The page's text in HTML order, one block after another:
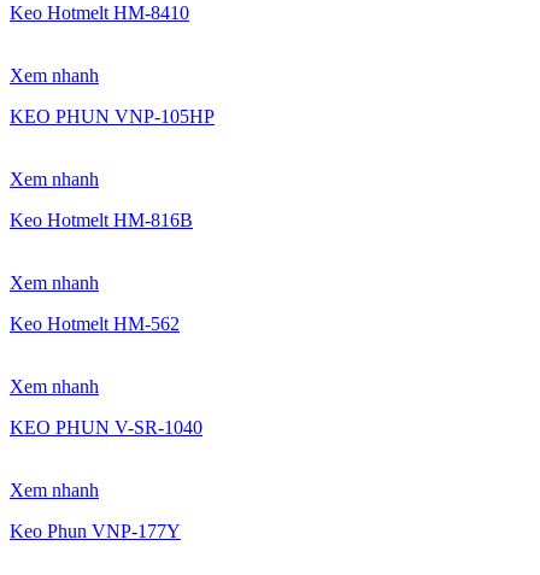
Keo Hotmelt HM-8410
Xem nhanh
KEO PHUN VNP-105HP
Xem nhanh
Keo Hotmelt HM-816B
Xem nhanh
Keo Hotmelt HM-562
Xem nhanh
KEO PHUN V-SR-1040
Xem nhanh
Keo Phun VNP-177Y